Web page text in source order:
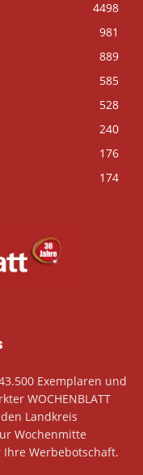
4498
981
889
585
528
240
176
174
Exemplaren und
WOCHENBLATT
Landkreis
Wochenmitte
Werbebotschaft.